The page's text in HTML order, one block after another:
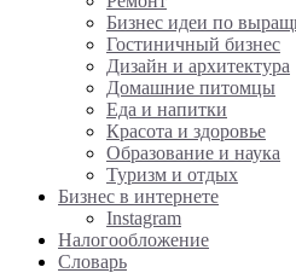
Бизнес идеи по
Гостиничный бизнес
Дизайн и архитектура
Домашние питомцы
Еда и напитки
Красота и здоровье
Образование и наука
Туризм и отдых
Бизнес в интернете
Instagram
Налогообложение
Словарь